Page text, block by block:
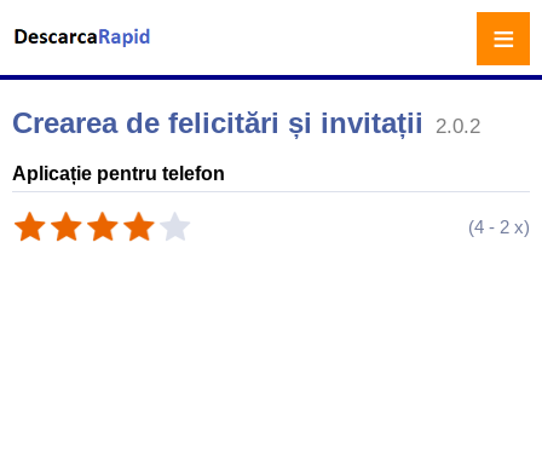
Crearea de felicitări și invitații 2.0.2
Aplicație pentru telefon
(4 - 2 x)
≡